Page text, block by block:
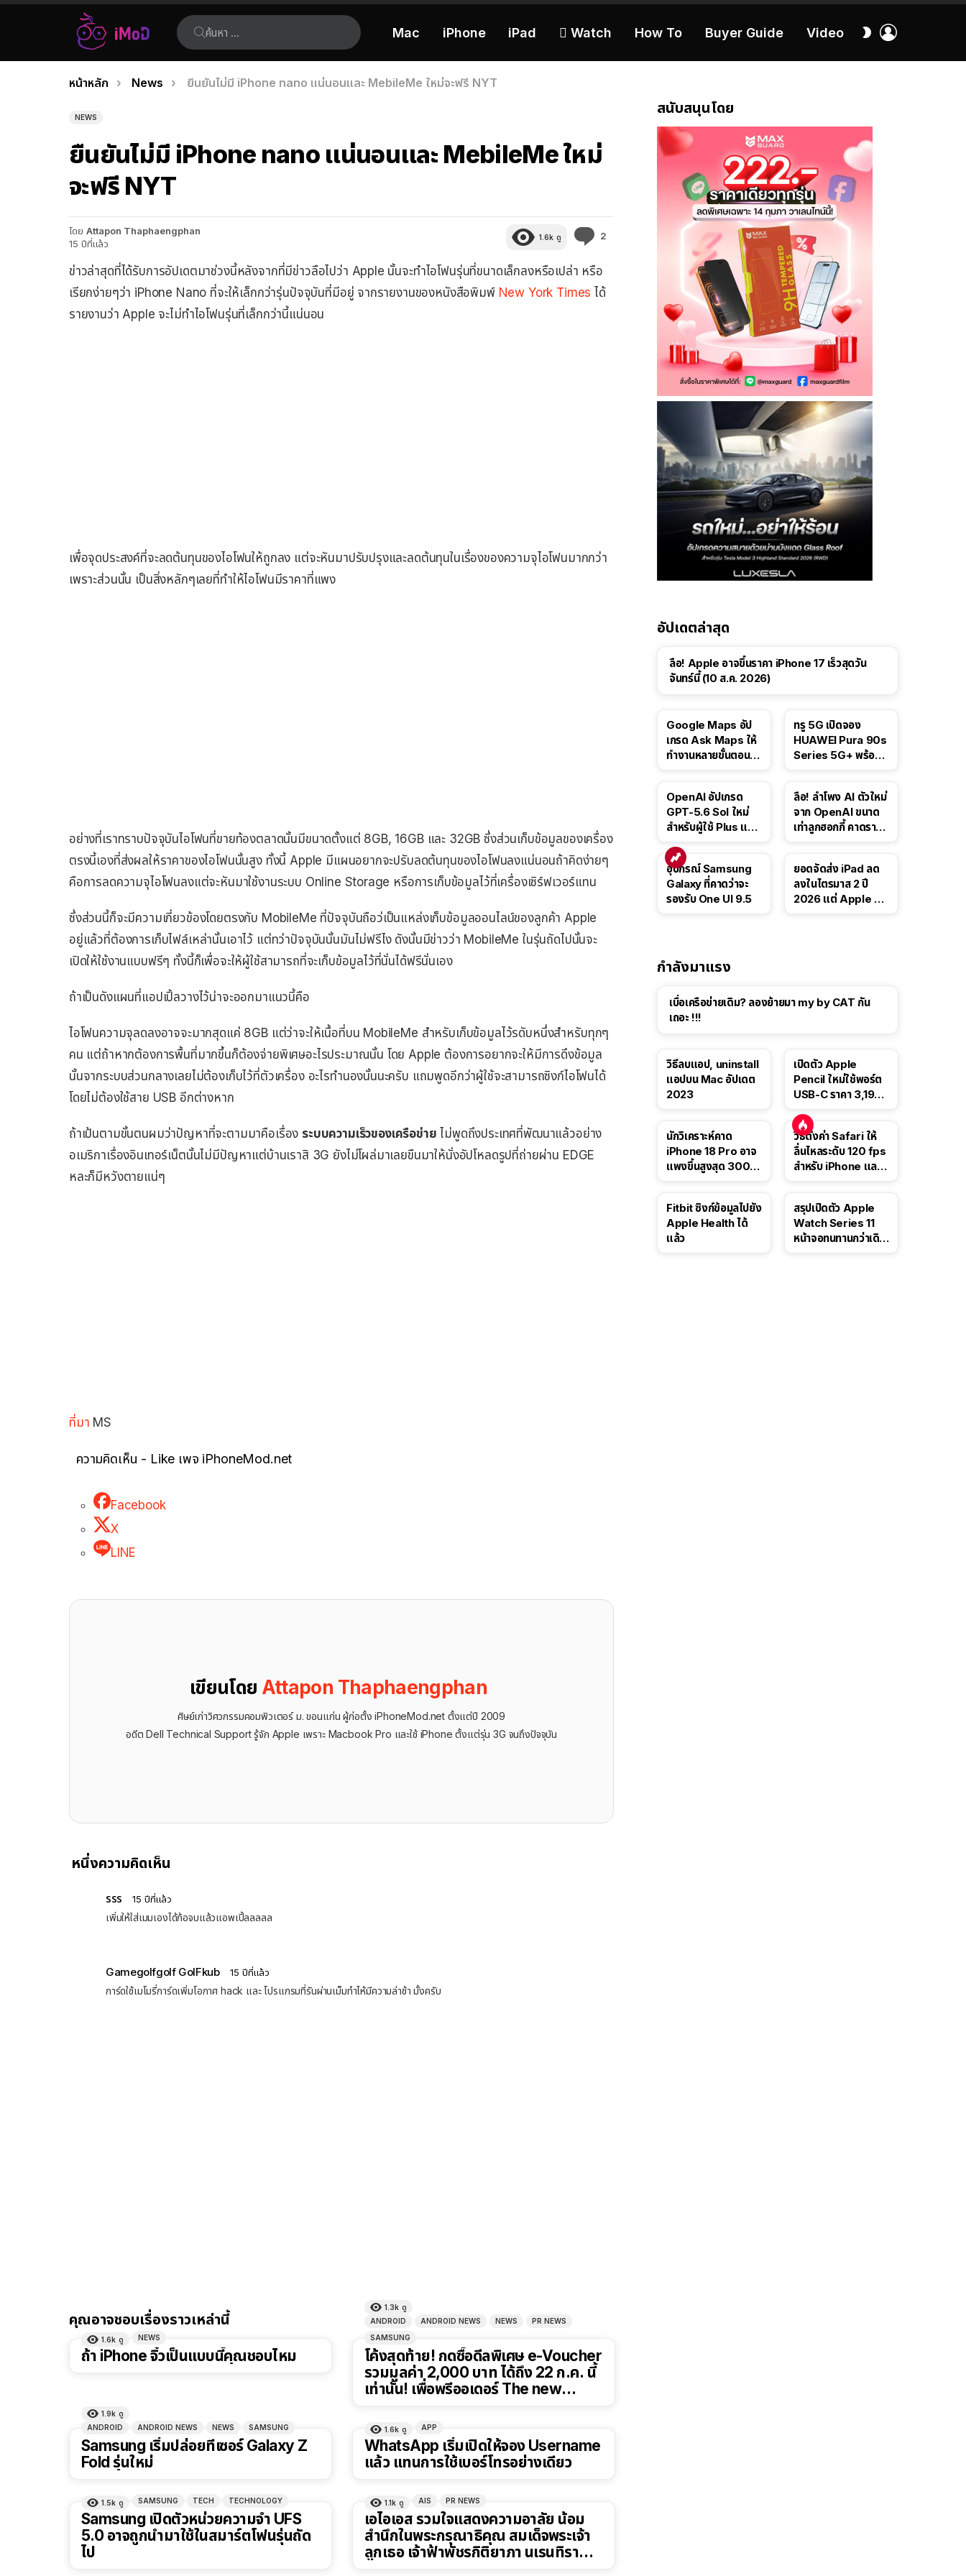
ค้นหา:
Mac iPhone iPad  Watch How To Buyer Guide Video
สลับ
เรื่อง
ล่าสุด
คุณอยู่ที่นี่:
หน้าหลัก News ยืนยันไม่มี iPhone nano แน่นอนและ MebileMe ใหม่จะฟรี NYT
NEWS
ยืนยันไม่มี iPhone nano แน่นอนและ MebileMe ใหม่
จะฟรี NYT
โดย Attapon Thaphaengphan
15 ปีที่แล้ว
1.6k ดู 2
ข่าวล่าสุดที่ได้รับการอัปเดตมาช่วงนี้หลังจากที่มีข่าวลือไปว่า Apple นั้นจะทำไอโฟนรุ่นที่ขนาดเล็กลงหรือเปล่า หรือ
เรียกง่ายๆว่า iPhone Nano ที่จะให้เล็กกว่ารุ่นปัจจุบันที่มีอยู่ จากรายงานของหนังสือพิมพ์ New York Times ได้
รายงานว่า Apple จะไม่ทำไอโฟนรุ่นที่เล็กกว่านี้แน่นอน
เพื่อจุดประสงค์ที่จะลดต้นทุนของไอโฟนให้ถูกลง แต่จะหันมาปรับปรุงและลดต้นทุนในเรื่องของความจุไอโฟนมากกว่า
เพราะส่วนนั้น เป็นสิ่งหลักๆเลยที่ทำให้ไอโฟนมีราคาที่แพง
อย่างที่เราทราบปัจจุบันไอโฟนที่ขายท้องตลาดนั้นมีขนาดตั้งแต่ 8GB, 16GB และ 32GB ซึ่งส่วนเก็บข้อมูลของเครื่อง
ตรงนี้เองที่ส่งผลให้ราคาของไอโฟนนั้นสูง ทั้งนี้ Apple มีแผนอยากจะปรับลดต้นทุนของไอโฟนลงแน่นอนถ้าคิดง่ายๆ
คือการลดความจุไอโฟนลงแต่จะหันมาใช้งานระบบ Online Storage หรือการเก็บข้อมูลไว้ที่เครื่องเซิร์ฟเวอร์แทน
ซึ่งส่วนนี้ก็จะมีความเกี่ยวข้องโดยตรงกับ MobileMe ที่ปัจจุบันถือว่เป็นแหล่งเก็บข้อมูลออนไลน์ของลูกค้า Apple
อยู่แล้วที่ต้องการเก็บไฟล์เหล่านั้นเอาไว้ แต่ทว่าปัจจุบันนั้นมันไม่ฟรีไง ดังนั้นมีข่าวว่า MobileMe ในรุ่นถัดไปนั้นจะ
เปิดให้ใช้งานแบบฟรีๆ ทั้งนี้ก็เพื่อจะให้ผู้ใช้สามารถที่จะเก็บข้อมูลไว้ที่นั่นได้ฟรีนั่นเอง
ถ้าเป็นดังแผนที่แอปเปิ้ลวางไว้น่าจะออกมาแนวนี้คือ
ไอโฟนความจุลดลงอาจจะมากสุดแค่ 8GB แต่ว่าจะให้เนื้อที่บน MobileMe สำหรับเก็บข้อมูลไว้รดับหนึ่งสำหรับทุกๆ
คน แต่ถ้าหากต้องการพื้นที่มากขึ้นก็ต้องจ่ายพิเศษอะไรประมาณนั้น โดย Apple ต้องการอยากจะให้มีการดึงข้อมูล
นั้นจากระบบส่วนกลางเลยไม่ต้องเก็บไว้ที่ตัวเครื่อง อะไรทำนองนั้นนะครับ แถมพูดอีกว่าผู้ใช้จะสามารถซิงก์ไอโฟนได้
โดยไม่ต้องใช้สาย USB อีกต่างหาก
ถ้าเป้นตามขั้นตนผมว่าปัญหาที่จะตามมาคือเรื่อง ระบบความเร็วของเครือข่าย ไม่พูดถึงประเทศที่พัฒนาแล้วอย่าง
อเมริกาเรื่องอินเทอร์เน็ตนั้นไม่มีปัญหาแต่บ้านเราสิ 3G ยังไม่โผล่มาเลยขืนมาให้นั่งอัปโหลดรูปที่ถ่ายผ่าน EDGE
หละก็มีหวังตายแน่ๆ
ที่มา MS
ความคิดเห็น - Like เพจ iPhoneMod.net
Facebook
X
LINE
เขียนโดย Attapon Thaphaengphan
ศิษย์เก่าวิศวกรรมคอมพิวเตอร์ ม. ขอนแก่น ผู้ก่อตั้ง iPhoneMod.net ตั้งแต่ปี 2009
อดีต Dell Technical Support รู้จัก ​Apple เพราะ Macbook Pro และใช้ iPhone ตั้งแต่รุ่น 3G จนถึงปัจจุบัน
หนึ่งความคิดเห็น
รรร 15 ปีที่แล้ว
เพิ่มให้ใส่เมมเองได้ก้อจบแล้วแอพเปิ้ลลลลล
Gamegolfgolf GolFkub 15 ปีที่แล้ว
การ์ดใช้เมโมรี่การ์ดเพิ่มโอกาศ hack และ โปรแกรมที่รันผ่านเม็มทำไห้มีความล่าช้า มั้งครับ
คุณอาจชอบเรื่องราวเหล่านี้
1.6k ดู NEWS
ถ้า iPhone จิ๋วเป็นแบบนี้คุณชอบไหม
1.3k ดู
ANDROID
ANDROID NEWS NEWS
PR NEWS
SAMSUNG
โค้งสุดท้าย! กดซื้อดีลพิเศษ e-Voucher
รวมมูลค่า 2,000 บาท ได้ถึง 22 ก.ค. นี้
เท่านั้น! เพื่อพรีออเดอร์ The new
1.9k ดู
ANDROID
ANDROID NEWS NEWS SAMSUNG
Samsung เริ่มปล่อยทีเซอร์ Galaxy Z
Fold รุ่นใหม่
1.6k ดู APP
WhatsApp เริ่มเปิดให้จอง Username
แล้ว แทนการใช้เบอร์โทรอย่างเดียว
1.5k ดู SAMSUNG TECH TECHNOLOGY
Samsung เปิดตัวหน่วยความจำ UFS
5.0 อาจถูกนำมาใช้ในสมาร์ตโฟนรุ่นถัด
ไป
1.1k ดู AIS PR NEWS
เอไอเอส รวมใจแสดงความอาลัย น้อม
สำนึกในพระกรุณาธิคุณ สมเด็จพระเจ้า
ลูกเธอ เจ้าฟ้าพัชรกิติยาภา นเรนทิรา
สนับสนุนโดย
อัปเดตล่าสุด
ลือ! Apple อาจขึ้นราคา iPhone 17 เร็วสุดวัน
จันทร์นี้ (10 ส.ค. 2026)
Google Maps อัป
เกรด Ask Maps ให้
ทำงานหลายขั้นตอนได้
สาธารณะ
ทรู 5G เปิดจอง
HUAWEI Pura 90s
Series 5G+ พร้อม
OpenAI อัปเกรด
GPT-5.6 Sol ใหม่
สำหรับผู้ใช้ Plus และ
5.6 Luna ให้ผู้ใช้ฟรี
ลือ! ลำโพง AI ตัวใหม่
จาก OpenAI ขนาด
เท่าลูกฮอกกี้ คาดราคา
อุปกรณ์ Samsung
Galaxy ที่คาดว่าจะ
รองรับ One UI 9.5
ยอดจัดส่ง iPad ลด
ลงในไตรมาส 2 ปี
2026 แต่ Apple ยัง
กำลังมาแรง
เบื่อเครือข่ายเดิม? ลองย้ายมา my by CAT กัน
เถอะ !!!
วิธีลบแอป, uninstall
แอปบน Mac อัปเดต
2023
เปิดตัว Apple
Pencil ใหม่ใช้พอร์ต
USB-C ราคา 3,190
นี้
นักวิเคราะห์คาด
iPhone 18 Pro อาจ
แพงขึ้นสูงสุด 300
วิธีตั้งค่า Safari ให้
ลื่นไหลระดับ 120 fps
สำหรับ iPhone และ
Fitbit ซิงก์ข้อมูลไปยัง
Apple Health ได้
แล้ว
สรุปเปิดตัว Apple
Watch Series 11
หน้าจอทนทานกว่าเดิม